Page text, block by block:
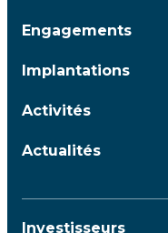
Engagements
Implantations
Activités
Actualités
Investisseurs